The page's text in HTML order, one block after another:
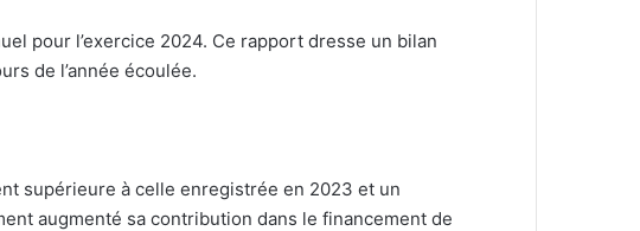
pour l’exercice 2024. Ce rapport dresse un bilan
de l’année écoulée.
supérieure à celle enregistrée en 2023 et un
augmenté sa contribution dans le financement de